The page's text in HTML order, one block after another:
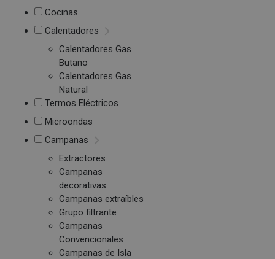
Cocinas
Calentadores
Calentadores Gas
Butano
Calentadores Gas
Natural
Termos Eléctricos
Microondas
Campanas
Extractores
Campanas
decorativas
Campanas extraíbles
Grupo filtrante
Campanas
Convencionales
Campanas de Isla